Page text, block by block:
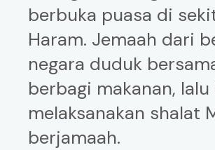
berbuka puasa di
Haram. Jemaah dari
negara duduk
berbagi makanan,
melaksanakan shalat
berjamaah.